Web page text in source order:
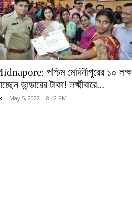
পশ্চিম মেদিনীপুরের ১০ লক্ষ
ভান্ডারের টাকা! লক্ষ্মীবারে...
- May 5, 2022 | 8:42 PM